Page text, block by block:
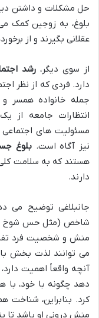
حل مشکلات و داشتن
بلوغ، به زوجین کمک
عقلانی بگیرند و از
از سوی دیگر، رشد
دارد. فردی که از نظر
جمله خانواده همسر
انتظارات جامعه از
مسئولیت های
نیز آگاه است. بلوغ
هستند که به سلامت کلی
دارند.
جانبلاغی توضیح می
شاخص (مثل حس شوخ
منش و شخصیت فرد
می توانند لذت بخش
آنچه واقعاً اهمیت
دهد چگونه با خود، با
کرد. بنابراین، شناخت
منش درونی او باشد تا